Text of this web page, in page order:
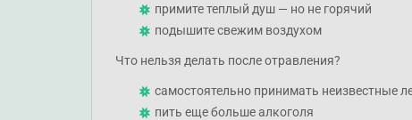
примите теплый душ — но не горячий
подышите свежим воздухом
Что нельзя делать после отравления?
самостоятельно принимать неизвестные
пить еще больше алкоголя